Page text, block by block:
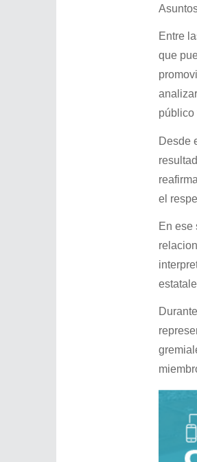
Entre
que
público
Desde
el
En ese